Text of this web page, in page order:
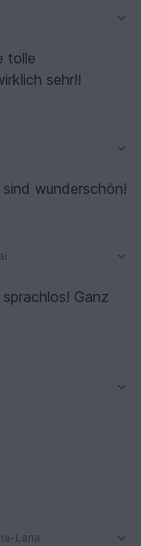
tolle
sehr!!
wunderschön!
Ganz
Lana